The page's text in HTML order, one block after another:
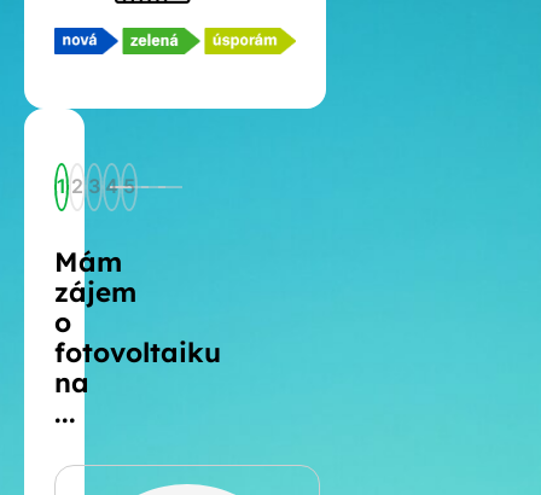
1 2 3 4 5
Mám
zájem
o
fotovoltaiku
na
...